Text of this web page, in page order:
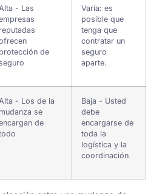
- Las
reputadas
protección de
seguro
Varía: es
posible que
tenga que
contratar un
seguro
aparte.
- Los de la
mudanza se
de
Baja - Usted
debe
encargarse de
toda la
logística y la
coordinación